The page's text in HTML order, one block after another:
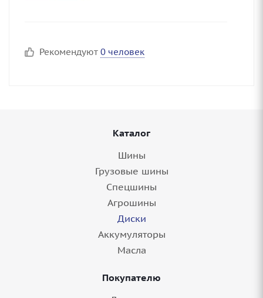
Рекомендуют 0 человек
Каталог
Шины
Грузовые шины
Спецшины
Агрошины
Диски
Аккумуляторы
Масла
Покупателю